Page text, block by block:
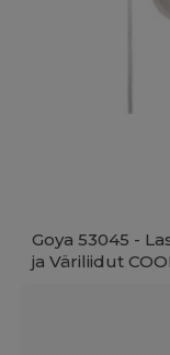
Goya 53045 -
ja Väriliidut